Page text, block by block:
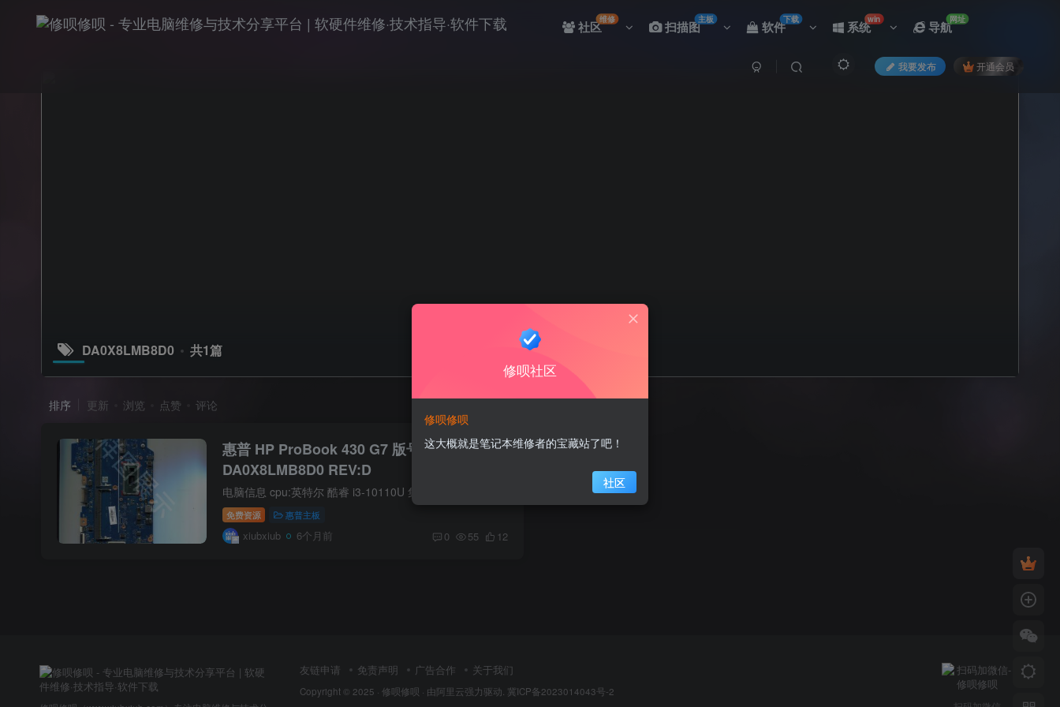
社区维修 扫描图主板 软件下载 系统win 导航网址
我要发布 开通会员
DA0X8LMB8D0 共1篇
排序 更新 浏览 点赞 评论
惠普 HP ProBook 430 G7 版号：
DA0X8LMB8D0 REV:D
免费资源 惠普主板
xiubxiub 6个月前 0 55 12
友链申请 免责声明 广告合作 关于我们
Copyright © 2025 · 修呗修呗 · 由阿里云强力驱动.
冀ICP备2023014043号-2
修呗社区
修呗修呗
这大概就是笔记本维修者的宝藏站了吧！
社区